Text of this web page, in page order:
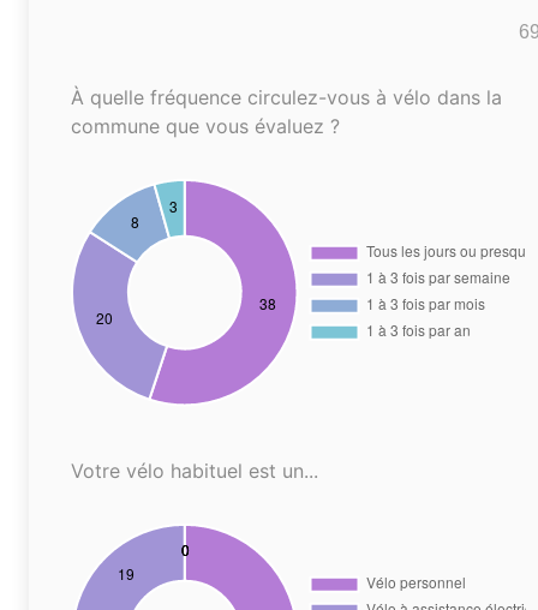
À quelle fréquence circulez-vous à vélo dans la
commune que vous évaluez ?
Votre vélo habituel est un...